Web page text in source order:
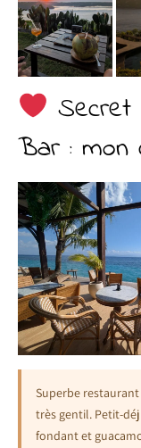
Secret
Bar :
Superbe
très gentil. Petit-déj
fondant et